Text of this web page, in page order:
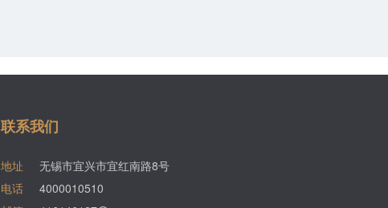
联系我们
地址
无锡市宜兴市宜红南路8号
电话
4000010510